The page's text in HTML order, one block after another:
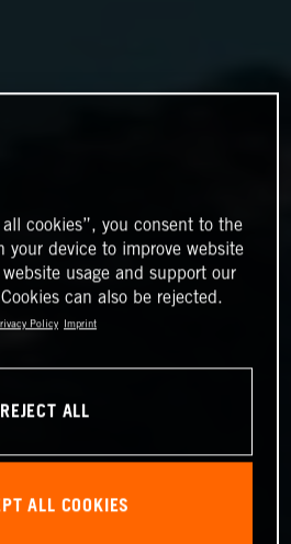
cookies”, you consent to the
your device to improve website
usage and support our
can also be rejected.
Policy Imprint
REJECT ALL
ALL COOKIES